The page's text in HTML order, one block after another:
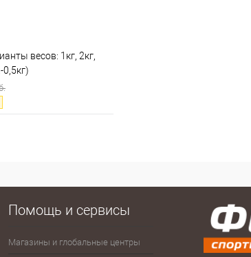
весов: 1кг, 2кг,
0,5кг)
Зима
Помощь и сервисы
Магазины и глобальные центры